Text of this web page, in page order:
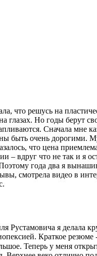
что решусь на
глазах. Но годы берут
Сначала мне
быть очень дорогими.
что цена
– вдруг что не так и я
года два я
смотрела видео в
Рустамовича я делала
Краткое резюме
Теперь у меня